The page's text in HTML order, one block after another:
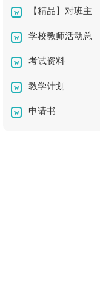
篇 【精品】对班主
任的工作计划汇编八
篇
学校教师活动总
结3篇考试资料
教学计划
申请书